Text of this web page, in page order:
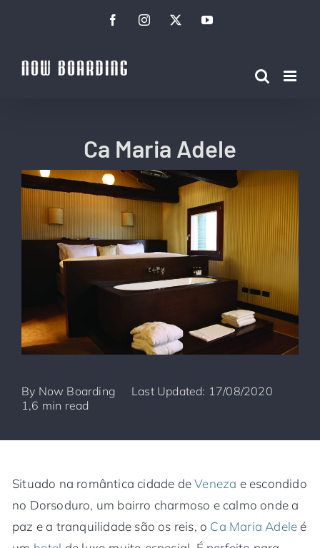
conteúdo
FacebookInstagramTwitterYouTube
Ca Maria Adele
By Now Boarding
Last Updated: 17/08/2020
1,6 min read
Situado na romântica cidade deVeneza e escondido
no Dorsoduro, um bairro charmoso e calmo onde a
paz e a tranquilidade são os reis, o Ca Maria Adele é